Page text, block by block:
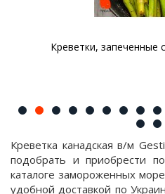
Креветки, запеченные
Креветка канадская в/м
подобрать и приобрести
каталоге замороженных
удобной доставкой по